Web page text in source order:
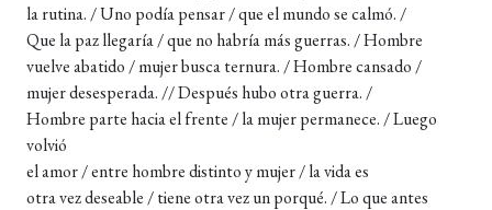
la rutina. / Uno podía pensar / que el mundo se calmó. /
Que la paz llegaría / que no habría más guerras. / Hombre
vuelve abatido / mujer busca ternura. / Hombre cansado /
mujer desesperada. // Después hubo otra guerra. /
Hombre parte hacia el frente / la mujer permanece. / Luego
volvió
el amor / entre hombre distinto y mujer / la vida es
otra vez deseable / tiene otra vez un porqué. / Lo que antes